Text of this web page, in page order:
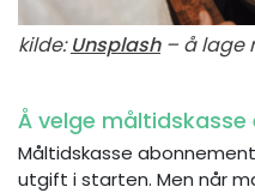
kilde:Unsplash– å lage
Å velge måltidskasse
Måltidskasse
utgift i starten. Men når